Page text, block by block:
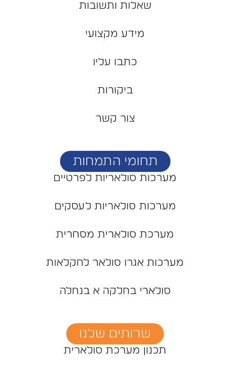
שאלות ותשובות
מידע מקצועי
כתבו עליו
ביקורות
צור קשר
תחומי התמחות
מערכות סולאריות לפרטיים
מערכות סולאריות לעסקים
מערכת סולארית מסחרית
מערכות אגרו סולאר לחקלאות
סולארי בחלקה א בנחלה
שרותים שלנו
תכנון מערכת סולארית